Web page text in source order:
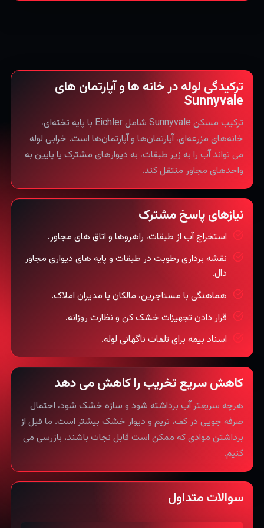
ترکیدگی لوله در خانه ها و آپارتمان های
Sunnyvale
ترکیب مسکن Sunnyvale شامل Eichler با پایه تخته‌ای،
خانه‌های مزرعه‌ای، آپارتمان‌ها و آپارتمان‌ها است. خرابی لوله
می تواند آب را به زیر طبقات، به دیوارهای مشترک یا پایین به
واحدهای مجاور منتقل کند.
نیازهای پاسخ مشترک
استخراج آب از طبقات، راهروها و اتاق های مجاور.
نقشه برداری رطوبت در طبقات و پایه های دیواری مجاور
دال.
هماهنگی با مستاجرین، مالکان یا مدیران املاک.
قرار دادن تجهیزات خشک کن و نظارت روزانه.
اسناد بیمه برای تلفات ناگهانی لوله.
کاهش سریع تخریب را کاهش می دهد
هرچه سریعتر آب برداشته شود و سازه خشک شود، احتمال
صرفه جویی در کف، تریم و دیوار خشک بیشتر است. ما قبل از
برداشتن موادی که ممکن است قابل نجات باشند، بازرسی می
کنیم.
سوالات متداول